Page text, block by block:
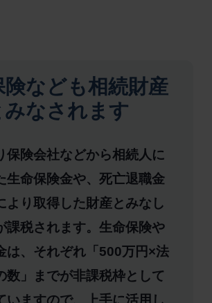
険なども相続財産
みなされます
保険会社などから相続人に
生命保険金や、死亡退職金
より取得した財産とみなし
課税されます。生命保険や
は、それぞれ「500万円×法
数」までが非課税枠として
いますので、上手に活用し